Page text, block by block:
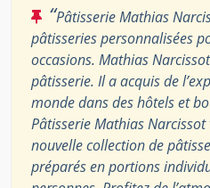
“Pâtisserie Mathias
pâtisseries personnalisées
occasions. Mathias
pâtisserie. Il a acquis de
monde dans des hôtels et
Pâtisserie Mathias
nouvelle collection de
préparés en portions